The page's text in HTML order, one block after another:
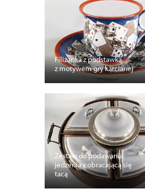
Filiżanka z podstawką
z motywem gry karcianej
Zestaw do podawania
jedzenia z obracającą się
tacą